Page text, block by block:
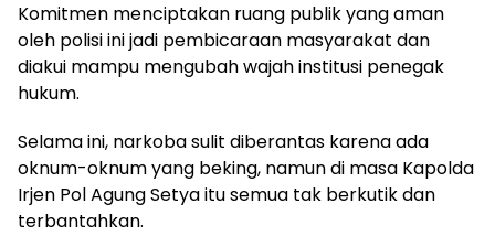
Komitmen menciptakan ruang publik yang aman
oleh polisi ini jadi pembicaraan masyarakat dan
diakui mampu mengubah wajah institusi penegak
hukum.
Selama ini, narkoba sulit diberantas karena ada
oknum-oknum yang beking, namun di masa Kapolda
Irjen Pol Agung Setya itu semua tak berkutik dan
terbantahkan.